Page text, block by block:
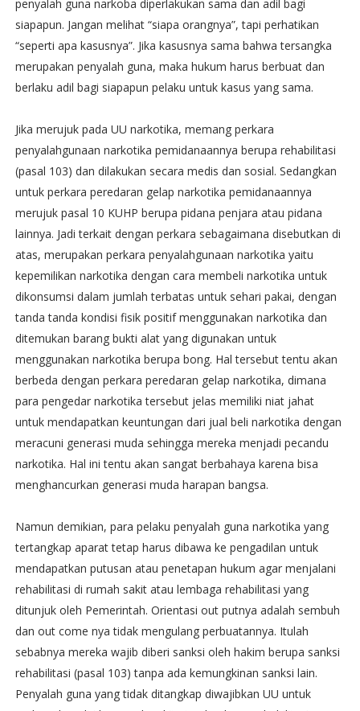
penyalah guna narkoba diperlakukan sama dan adil bagi
siapapun. Jangan melihat “siapa orangnya”, tapi perhatikan
“seperti apa kasusnya”. Jika kasusnya sama bahwa tersangka
merupakan penyalah guna, maka hukum harus berbuat dan
berlaku adil bagi siapapun pelaku untuk kasus yang sama.
Jika merujuk pada UU narkotika, memang perkara
penyalahgunaan narkotika pemidanaannya berupa rehabilitasi
(pasal 103) dan dilakukan secara medis dan sosial. Sedangkan
untuk perkara peredaran gelap narkotika pemidanaannya
merujuk pasal 10 KUHP berupa pidana penjara atau pidana
lainnya. Jadi terkait dengan perkara sebagaimana disebutkan di
atas, merupakan perkara penyalahgunaan narkotika yaitu
kepemilikan narkotika dengan cara membeli narkotika untuk
dikonsumsi dalam jumlah terbatas untuk sehari pakai, dengan
tanda tanda kondisi fisik positif menggunakan narkotika dan
ditemukan barang bukti alat yang digunakan untuk
menggunakan narkotika berupa bong. Hal tersebut tentu akan
berbeda dengan perkara peredaran gelap narkotika, dimana
para pengedar narkotika tersebut jelas memiliki niat jahat
untuk mendapatkan keuntungan dari jual beli narkotika dengan
meracuni generasi muda sehingga mereka menjadi pecandu
narkotika. Hal ini tentu akan sangat berbahaya karena bisa
menghancurkan generasi muda harapan bangsa.
Namun demikian, para pelaku penyalah guna narkotika yang
tertangkap aparat tetap harus dibawa ke pengadilan untuk
mendapatkan putusan atau penetapan hukum agar menjalani
rehabilitasi di rumah sakit atau lembaga rehabilitasi yang
ditunjuk oleh Pemerintah. Orientasi out putnya adalah sembuh
dan out come nya tidak mengulang perbuatannya. Itulah
sebabnya mereka wajib diberi sanksi oleh hakim berupa sanksi
rehabilitasi (pasal 103) tanpa ada kemungkinan sanksi lain.
Penyalah guna yang tidak ditangkap diwajibkan UU untuk